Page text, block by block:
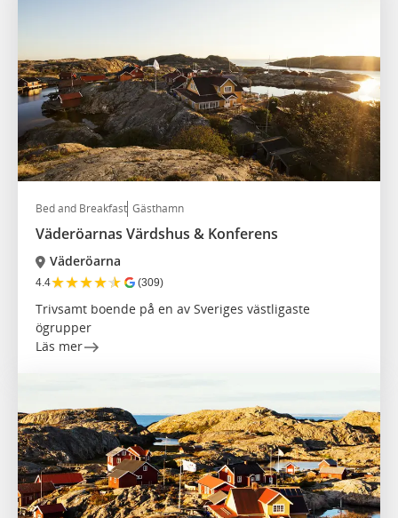
Bed and Breakfast Gästhamn
Väderöarnas Värdshus & Konferens
Väderöarna
4.4★★★★★ (309)
Trivsamt boende på en av Sveriges västligaste
ögrupper
Läs mer